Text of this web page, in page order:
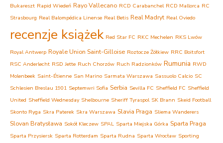
Bukareszt Rapid Wiedeń Rayo Vallecano RCD Carabanchel RCD Mallorca RC
Strasbourg Real Balompédica Linense Real Betis Real Madryt Real Oviedo
recenzje książek Red Star FC RKC Mechelen RKS Lwów
Royal Antwerp Royale Union Saint-Gilloise Roztocze Żółkiew RRC Boitsfort
RSC Anderlecht RSD Jette Ruch Chorzów Ruch Radzionków Rumunia RWD
Molenbeek Saint-Étienne San Marino Sarmata Warszawa Sassuolo Calcio SC
Schlesien Breslau 1901 Septemwri Sofia Serbia Sevilla FC Sheffield FC Sheffield
United Sheffield Wednesday Shelbourne Sheriff Tyraspol SK Brann Skeid Football
Skonto Ryga Skra Paterek Skra Warszawa Slavia Praga Sliema Wanderers
Slovan Bratysława Sokół Kleczew SPAL Sparta Miejska Górka Sparta Praga
Sparta Przysiersk Sparta Rotterdam Sparta Rudna Sparta Wrocław Sporting